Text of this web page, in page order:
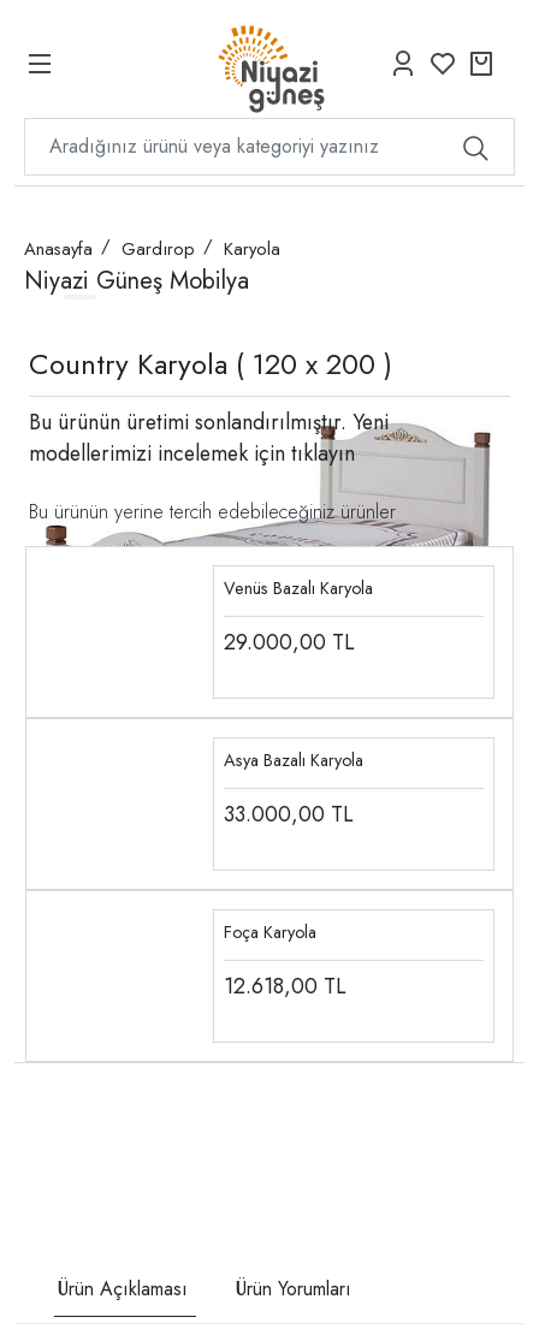
Anasayfa Gardırop Karyola
Niyazi Güneş Mobilya
Country Karyola ( 120 x 200 )
Bu ürünün üretimi sonlandırılmıştır. Yeni
modellerimizi incelemek içintıklayın
Bu ürünün yerine tercih edebileceğiniz ürünler
Venüs Bazalı Karyola
29.000,00 TL
Asya Bazalı Karyola
33.000,00 TL
Foça Karyola
12.618,00 TL
Ürün Açıklaması Ürün Yorumları